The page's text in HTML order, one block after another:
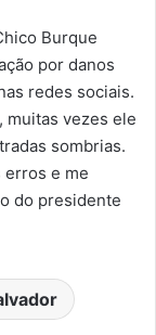
Burque
por danos
redes sociais.
muitas vezes ele
sombrias.
erros e me
do presidente